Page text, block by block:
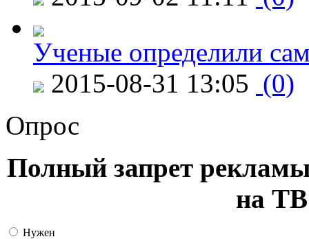
Ученые определили
2015-08-31 13:05 (0)
Опрос
Полный запрет
на ТВ
Нужен